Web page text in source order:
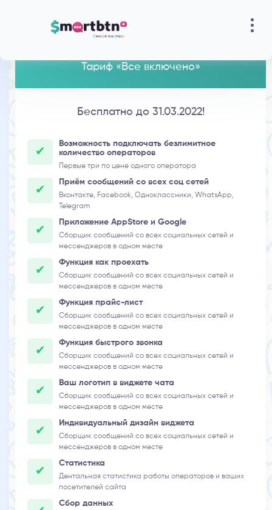
Тариф «Все включено»
Бесплатно до 31.03.2022!
Возможность подключать безлимитное
количество операторов
Первые три по цене одного оператора
Приём сообщений со всех соц сетей
Вконтакте, Facebook, Одноклассники, WhatsApp,
Telegram
Приложение AppStore и Google
Сборщик сообщений со всех социальных сетей и
мессенджеров в одном месте
Функция как проехать
Сборщик сообщений со всех социальных сетей и
мессенджеров в одном месте
Функция прайс-лист
Сборщик сообщений со всех социальных сетей и
мессенджеров в одном месте
Функция быстрого звонка
Сборщик сообщений со всех социальных сетей и
мессенджеров в одном месте
Ваш логотип в виджете чата
Сборщик сообщений со всех социальных сетей и
мессенджеров в одном месте
Индивидуальный дизайн виджета
Сборщик сообщений со всех социальных сетей и
мессенджеров в одном месте
Статистика
Дентальная статистика работы операторов и ваших
посетителей сайта
Сбор данных